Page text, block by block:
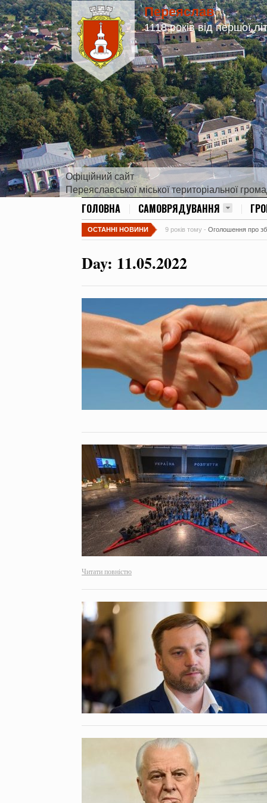
Переяслав
1118 років від першої
Офіційний сайт
Переяславської міської територіальної
ГОЛОВНА САМОВРЯДУВАННЯ
ОСТАННІ НОВИНИ 9 років тому - Оголошення про
Day: 11.05.2022
Читати повністю